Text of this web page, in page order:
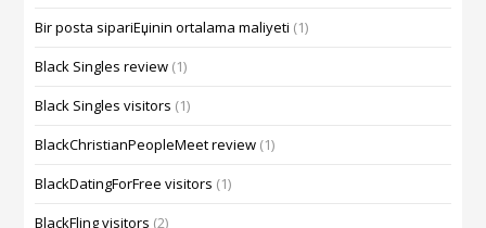
Bir posta sipariЕџinin ortalama maliyeti (1)
Black Singles review (1)
Black Singles visitors (1)
BlackChristianPeopleMeet review (1)
BlackDatingForFree visitors (1)
BlackFling visitors (2)